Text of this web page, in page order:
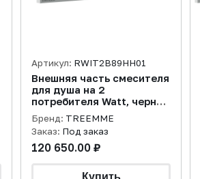
Артикул: RWIT2B89HH01
Внешняя часть смесителя
для душа на 2
потребителя Watt, черный
хром полированный
Бренд: TREEMME
Заказ: Под заказ
120 650.00 ₽